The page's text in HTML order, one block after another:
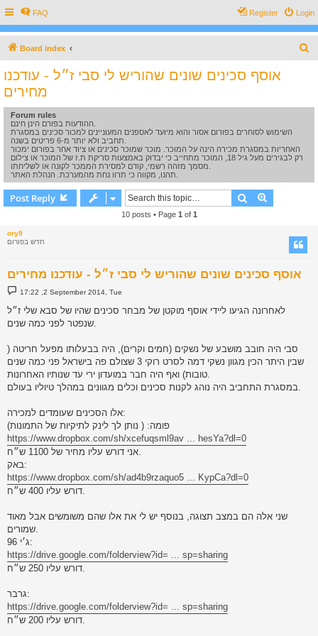
FAQ Login
Register
Board index
אוסף סכינים שונים שהוריש לי סבי ז״ל - עודכנו
מחירים
Forum rules
השימוש לסוחרים בפורום אסור והוא מיועד לאספנים המעוניינים למכור סכינים במסגרת
האחריות במסגרת מכירה הינה על המוכר. מוכר שמוכר סכינים או ציוד אחר בפורום ימכור
רק לבגירים מעל גיל 18, המוכר מתחייב כי יבדוק באמצעות סריקת ת.ז של המוכר או צילום
Post Reply Search
10 posts • Page 1 of 1
ory9
חדש בפורום
אוסף סכינים שונים שהוריש לי סבי ז״ל - עודכנו מחירים
P
o
t
17:22 ,2 September 2014, Tue
לאחרונה הגיעו ליידי אוסף מוקטן של מבחר סכינים שהיו של סבא שלי ז״ל
שנפטר לפני כמה שנים.
סבי היה חובב מושבע של נשקים (חמים וקרים), היה בבעלותו מפעל חריטה (
שבין היתר הכין מגוון נשקי דמה לסרט רוקי 3 שצולם פה בישראל פני כמה שנים
טובות) ואף היה חבר במועדון ירי עד שנותיו האחרונות.
במסגרת התחביב היה נוהג לקנות סכינים וכלים מגוונים במהלך טיוליו בעולם.
אלו הסכינים שעומדים למכירה:
פומה: ( נותן לך לינק לתיקיות של התמונות)
https://www.dropbox.com/sh/xcefuqsml9av ... hesYa?dl=0
אני דורש עליו מחיר של 1100 ש״ח.
באק:
https://www.dropbox.com/sh/ad4b9rzaquo5 ... KypCa?dl=0
דורש עליו 400 ש״ח.
שני אלה הם במצב תצוגה, בנוסף יש לי את אלו שהם משומשים אבל מאוד
שמורים.
ג׳י 96:
https://drive.google.com/folderview?id= ... sp=sharing
דורש עליו 250 ש״ח.
גרבר:
https://drive.google.com/folderview?id= ... sp=sharing
דורש עליו 200 ש״ח.